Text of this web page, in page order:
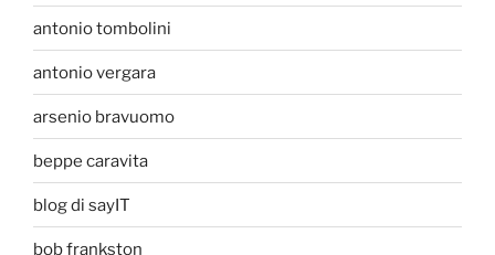
antonio tombolini
antonio vergara
arsenio bravuomo
beppe caravita
blog di sayIT
bob frankston